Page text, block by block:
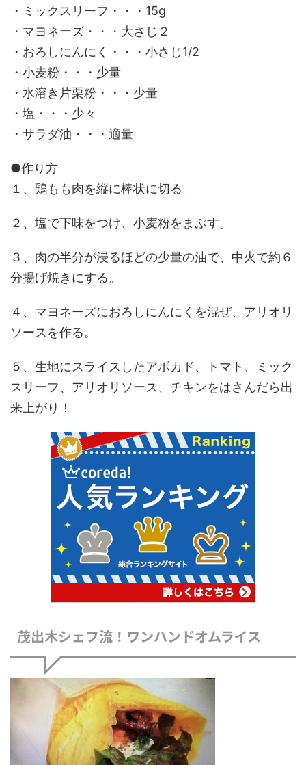
・ミックスリーフ・・・15g
・マヨネーズ・・・大さじ２
・おろしにんにく・・・小さじ1/2
・小麦粉・・・少量
・水溶き片栗粉・・・少量
・塩・・・少々
・サラダ油・・・適量
●作り方
１、鶏もも肉を縦に棒状に切る。
２、塩で下味をつけ、小麦粉をまぶす。
３、肉の半分が浸るほどの少量の油で、中火で約６
分揚げ焼きにする。
４、マヨネーズにおろしにんにくを混ぜ、アリオリ
ソースを作る。
５、生地にスライスしたアボカド、トマト、ミック
スリーフ、アリオリソース、チキンをはさんだら出
来上がり！
茂出木シェフ流！ワンハンドオムライス